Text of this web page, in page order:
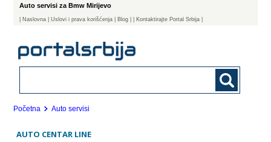
Auto servisi za Bmw Mirijevo
Naslovna | Uslovi i prava korišćenja Blog | Kontaktirajte Portal Srbija |
Početna Auto servisi
AUTO CENTAR LINE